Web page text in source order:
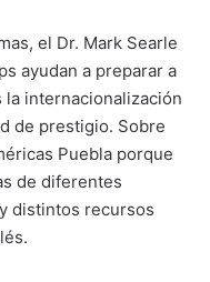
el Dr. Mark Searle
ayudan a preparar a
internacionalización
de prestigio. Sobre
Puebla porque
de diferentes
distintos recursos